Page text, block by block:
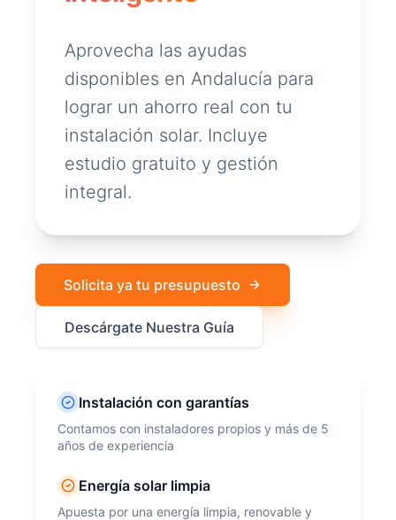
Aprovecha las ayudas
disponibles en Andalucía para
lograr un ahorro real con tu
instalación solar. Incluye
estudio gratuito y gestión
integral.
Solicita ya tu presupuesto
Descárgate Nuestra Guía
Instalación con garantías
Contamos con instaladores propios y más de 5
años de experiencia
Energía solar limpia
Apuesta por una energía limpia, renovable y